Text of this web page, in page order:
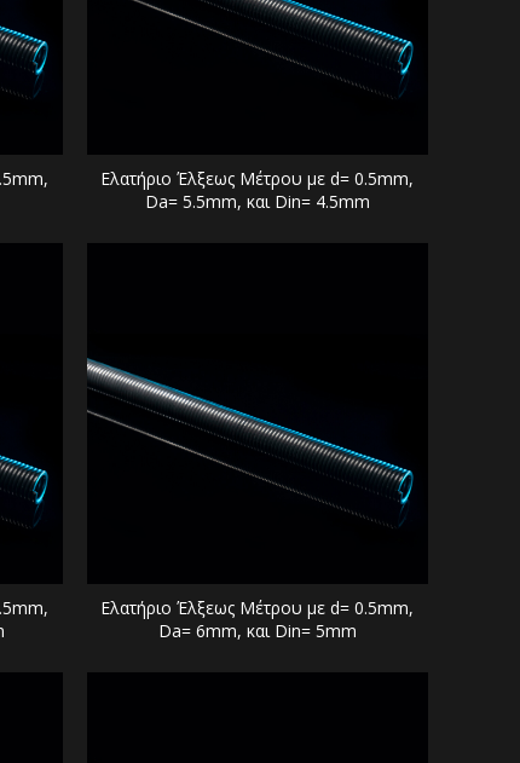
Ελατήριο Έλξεως Μέτρου με d= 0.5mm,
Da= 5.5mm, και Din= 4.5mm
Ελατήριο Έλξεως Μέτρου με d= 0.5mm,
Da= 6mm, και Din= 5mm